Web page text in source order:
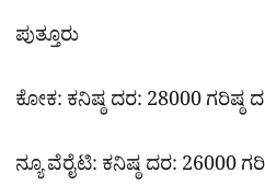
ಪುತ್ತೂರು
ಕೋಕ: ಕನಿಷ್ಠ ದರ: 28000 ಗರಿಷ್ಠ
ನ್ಯೂ ವೆರೈಟಿ: ಕನಿಷ್ಠ ದರ: 26000